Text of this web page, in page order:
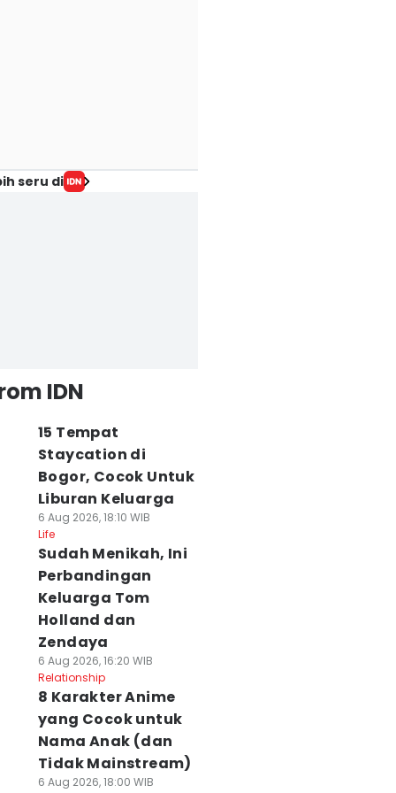
seru di
IDN
15 Tempat
Staycation di
Bogor, Cocok Untuk
Liburan Keluarga
6 Aug 2026, 18:10 WIB
Life
Sudah Menikah, Ini
Perbandingan
Keluarga Tom
Holland dan
Zendaya
6 Aug 2026, 16:20 WIB
Relationship
8 Karakter Anime
yang Cocok untuk
Nama Anak (dan
Tidak Mainstream)
6 Aug 2026, 18:00 WIB